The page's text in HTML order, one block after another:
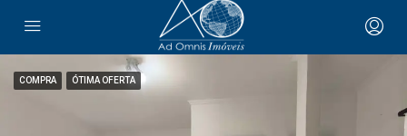
COMPRA ÓTIMA OFERTA